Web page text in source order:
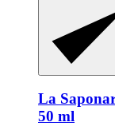
La
50 ml